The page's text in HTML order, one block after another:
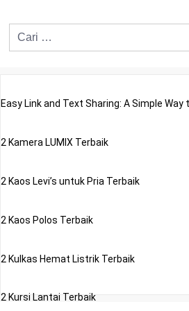
Easy Link and Text Sharing: A Simple
2 Kamera LUMIX Terbaik
2 Kaos Levi’s untuk Pria Terbaik
2 Kaos Polos Terbaik
2 Kulkas Hemat Listrik Terbaik
2 Kursi Lantai Terbaik